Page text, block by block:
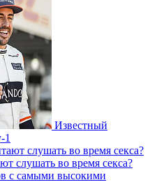
Известный
1
слушать во время секса?